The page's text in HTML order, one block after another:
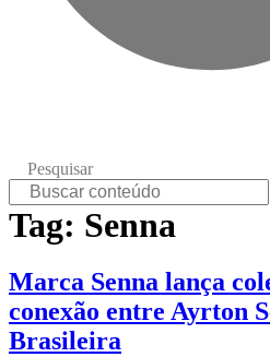
Pesquisar
Tag: Senna
Marca Senna lança
conexão entre Ayrton
Brasileira